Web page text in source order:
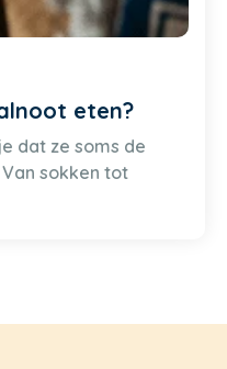
eten?
dat ze soms de
sokken tot